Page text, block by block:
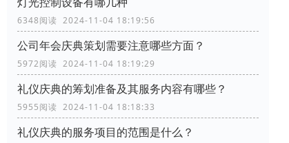
6348阅读 2024-11-04 18:19:56
公司年会庆典策划需要注意哪些方面？
5972阅读 2024-11-04 18:19:29
礼仪庆典的筹划准备及其服务内容有哪些？
5955阅读 2024-11-04 18:18:33
礼仪庆典的服务项目的范围是什么？